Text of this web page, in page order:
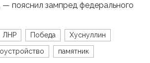
— пояснил зампред федерального
ЛНР Победа Хуснуллин
памятник